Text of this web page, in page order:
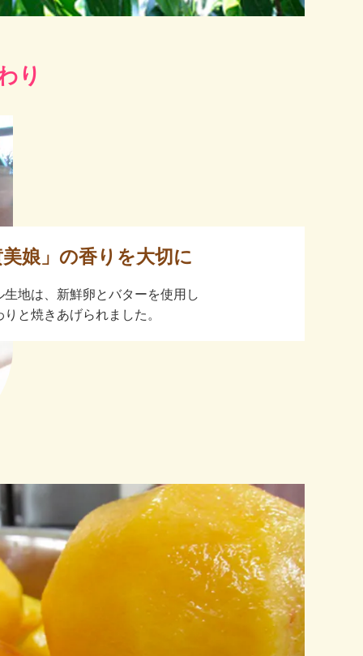
り
娘」の香りを大切に
生地は、新鮮卵とバターを使用し
りと焼きあげられました。